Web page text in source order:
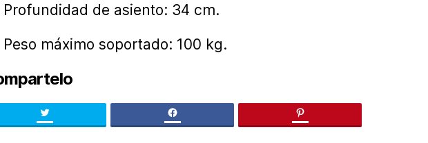
Profundidad de asiento: 34 cm.
Peso máximo soportado: 100 kg.
Twitter facebook pinteres